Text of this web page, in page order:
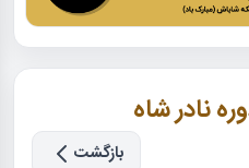
نادر شاه
بازگشت